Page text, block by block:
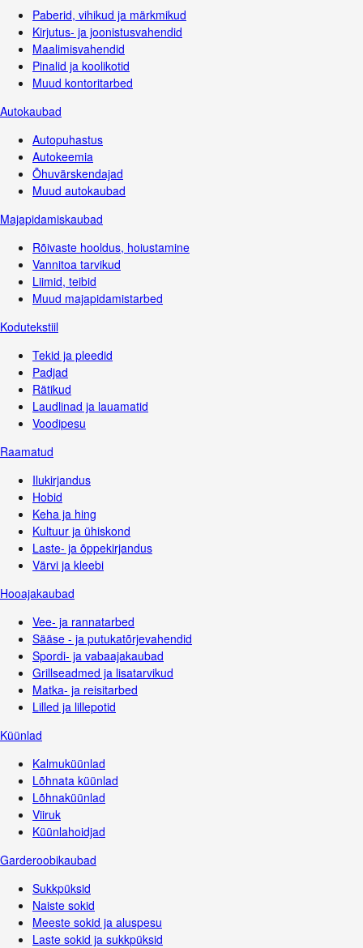
Paberid, vihikud ja märkmikud
Kirjutus- ja joonistusvahendid
Maalimisvahendid
Pinalid ja koolikotid
Muud kontoritarbed
Autokaubad
Autopuhastus
Autokeemia
Õhuvärskendajad
Muud autokaubad
Majapidamiskaubad
Rõivaste hooldus, hoiustamine
Vannitoa tarvikud
Liimid, teibid
Muud majapidamistarbed
Kodutekstiil
Tekid ja pleedid
Padjad
Rätikud
Laudlinad ja lauamatid
Voodipesu
Raamatud
Ilukirjandus
Hobid
Keha ja hing
Kultuur ja ühiskond
Laste- ja õppekirjandus
Värvi ja kleebi
Hooajakaubad
Vee- ja rannatarbed
Sääse - ja putukatõrjevahendid
Spordi- ja vabaajakaubad
Grillseadmed ja lisatarvikud
Matka- ja reisitarbed
Lilled ja lillepotid
Küünlad
Kalmuküünlad
Lõhnata küünlad
Lõhnaküünlad
Viiruk
Küünlahoidjad
Garderoobikaubad
Sukkpüksid
Naiste sokid
Meeste sokid ja aluspesu
Laste sokid ja sukkpüksid